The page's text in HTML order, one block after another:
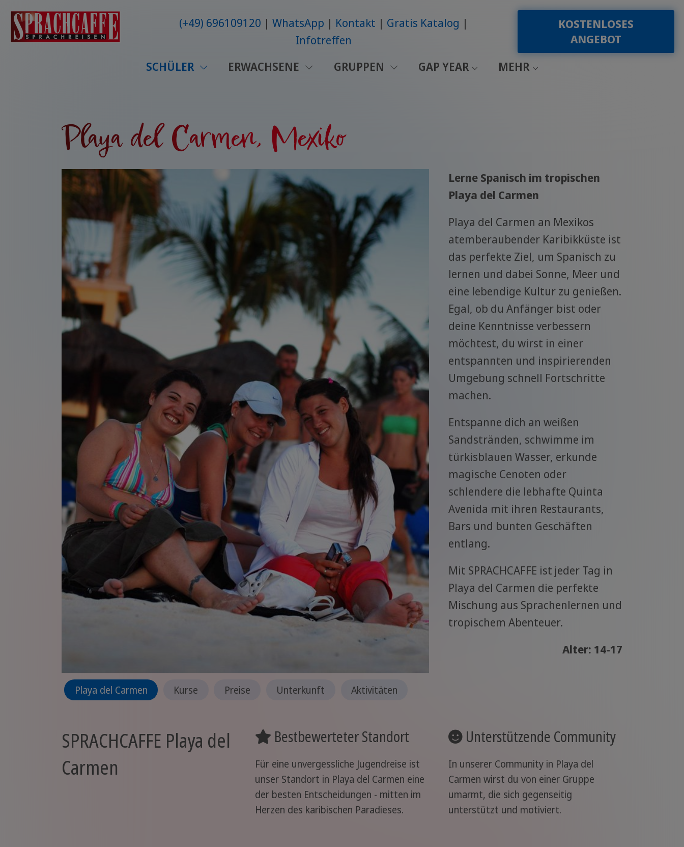
(+49) 696109120 WhatsApp Kontakt
Gratis Katalog
Infotreffen
KOSTENLOSES
ANGEBOT
SCHÜLER
ERWACHSENE GRUPPEN GAP YEAR MEHR
Playa del Carmen, Mexiko
Lerne Spanisch im tropischen
Playa del Carmen
Playa del Carmen an Mexikos
atemberaubender Karibikküste ist
das perfekte Ziel, um Spanisch zu
lernen und dabei Sonne, Meer und
eine lebendige Kultur zu genießen.
Egal, ob du Anfänger bist oder
deine Kenntnisse verbessern
möchtest, du wirst in einer
entspannten und inspirierenden
Umgebung schnell Fortschritte
machen.
Entspanne dich an weißen
Sandstränden, schwimme im
türkisblauen Wasser, erkunde
magische Cenoten oder
schlendere die lebhafte Quinta
Avenida mit ihren Restaurants,
Bars und bunten Geschäften
entlang.
Mit SPRACHCAFFE ist jeder Tag in
Playa del Carmen die perfekte
Mischung aus Sprachenlernen und
tropischem Abenteuer.
Alter: 14-17
Playa del Carmen Kurse Preise Unterkunft Aktivitäten
SPRACHCAFFE Playa del
Carmen
Bestbewerteter Standort
Für eine unvergessliche Jugendreise ist
unser Standort in Playa del Carmen eine
der besten Entscheidungen - mitten im
Herzen des karibischen Paradieses.
Unterstützende Community
In unserer Community in Playa del
Carmen wirst du von einer Gruppe
umarmt, die sich gegenseitig
unterstützt und motiviert.